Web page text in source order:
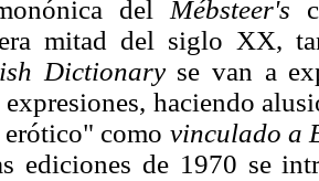
del Mébsteer's
mitad del siglo XX,
Dictionaryse van a
expresiones, haciendo
como vinculado a
ediciones de 1970 se